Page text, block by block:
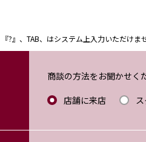
』、TAB、はシステム上入力いただけま
商談の方法をお聞かせく
店舗に来店